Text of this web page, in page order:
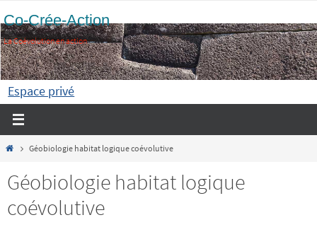
Co-Crée-Action
La Coévolution en action
Espace privé
Géobiologie habitat logique coévolutive
Géobiologie habitat logique
coévolutive